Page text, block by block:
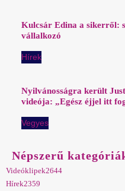
Kulcsár Edina a sikerről:
vállalkozó
Hírek
Nyilvánosságra került
videója: „Egész éjjel itt
Vegyes
Népszerű
Videóklipek2644
Hírek2359